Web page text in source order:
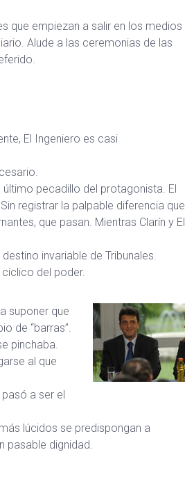
que empiezan a salir en los medios
Alude a las ceremonias de las
El Ingeniero es casi
pecadillo del protagonista. El
registrar la palpable diferencia que
que pasan. Mientras Clarín y El
invariable de Tribunales.
del poder.
suponer que
de “barras”.
pinchaba.
al que
a ser el
lúcidos se predispongan a
pasable dignidad.